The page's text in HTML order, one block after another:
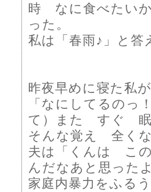
時 なに食べたい
った。
私は「春雨♪」と答
昨夜早めに寝た私
「なにしてるの
て）また すぐ 眠
そんな覚え 全くな
夫は「くんは こ
んだなあと思った
家庭内暴力をふ